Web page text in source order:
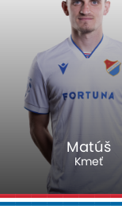
Matúš
Kmeť